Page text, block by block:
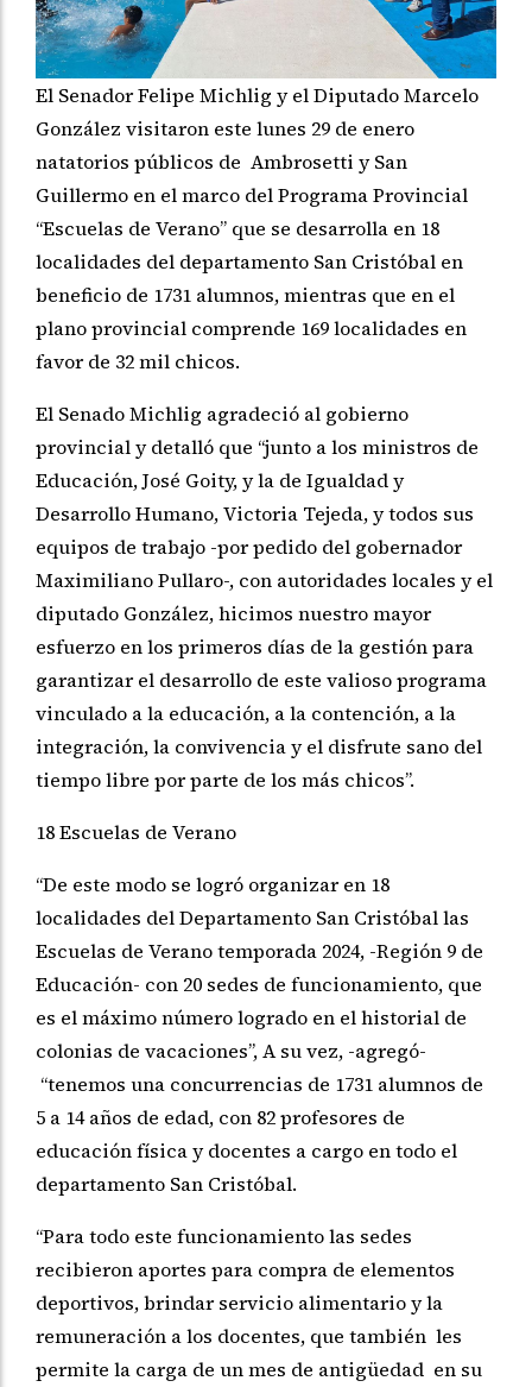
El Senador Felipe Michlig y el Diputado Marcelo
González visitaron este lunes 29 de enero
natatorios públicos de Ambrosetti y San
Guillermo en el marco del Programa Provincial
“Escuelas de Verano” que se desarrolla en 18
localidades del departamento San Cristóbal en
beneficio de 1731 alumnos, mientras que en el
plano provincial comprende 169 localidades en
favor de 32 mil chicos.
El Senado Michlig agradeció al gobierno
provincial y detalló que “junto a los ministros de
Educación, José Goity, y la de Igualdad y
Desarrollo Humano, Victoria Tejeda, y todos sus
equipos de trabajo -por pedido del gobernador
Maximiliano Pullaro-, con autoridades locales y el
diputado González, hicimos nuestro mayor
esfuerzo en los primeros días de la gestión para
garantizar el desarrollo de este valioso programa
vinculado a la educación, a la contención, a la
integración, la convivencia y el disfrute sano del
tiempo libre por parte de los más chicos”.
18 Escuelas de Verano
“De este modo se logró organizar en 18
localidades del Departamento San Cristóbal las
Escuelas de Verano temporada 2024, -Región 9 de
Educación- con 20 sedes de funcionamiento, que
es el máximo número logrado en el historial de
colonias de vacaciones”, A su vez, -agregó-
“tenemos una concurrencias de 1731 alumnos de
5 a 14 años de edad, con 82 profesores de
educación física y docentes a cargo en todo el
departamento San Cristóbal.
“Para todo este funcionamiento las sedes
recibieron aportes para compra de elementos
deportivos, brindar servicio alimentario y la
remuneración a los docentes, que también les
permite la carga de un mes de antigüedad en su